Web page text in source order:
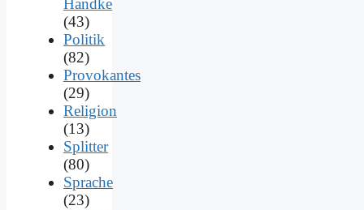
Handke
(43)
Politik
(82)
Provokantes
(29)
Religion
(13)
Splitter
(80)
Sprache
(23)